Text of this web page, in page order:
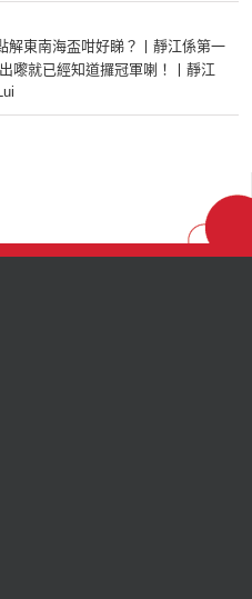
解東南海盃咁好睇？丨靜江係第一
嚟就已經知道攞冠軍喇！丨靜江